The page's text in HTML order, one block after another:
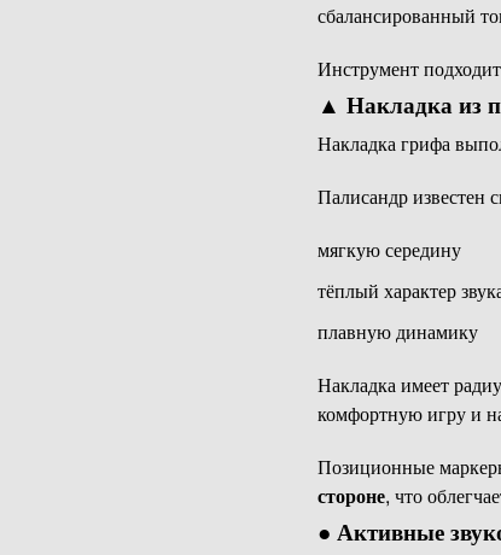
сбалансированный
Инструмент
▲ Накладка из
Накладка грифа
Палисандр известен
мягкую середину
тёплый характер
плавную динамику
Накладка имеет
комфортную игру и
Позиционные
стороне, что
● Активные